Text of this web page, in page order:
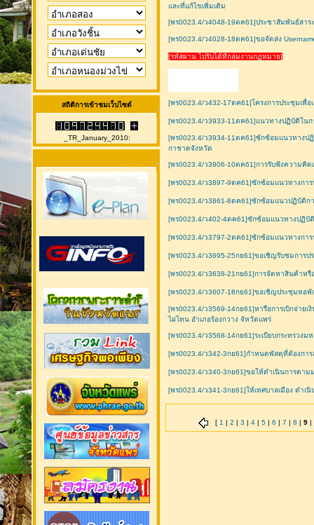
สถิติการเข้าชมเว็บไซต์
_TR_January_2010:
และที่แก้ไขเพิ่มเติม
[พร0023.4/ว4048-19ตค61]ประชาสัมพันธ์สา
[พร0023.4/ว4028-18ตค61]ขอจัดส่ง
[รหัสผ่าน ไปรับได้ที่กลุ่มงานกฏหมาย]
[พร0023.4/ว432-17ตค61]โครงการประชุมเ
[พร0023.4/ว3933-11ตค61]แนวทางปฏิบัติใน
[พร0023.4/ว3934-11ตค61]ซักซ้อมแนวทางป
กาชาดจังหวัด
[พร0023.4/ว3906-10ตค61]การรับฟังความคิ
[พร0023.4/ว3897-9ตค61]ซักซ้อมแนวทางกา
[พร0023.4/ว3861-8ตค61]ซักซ้อมแนวปฏิบัติก
[พร0023.4/ว402-4ตค61]ซักซ้อมแนวทางปฏิบั
[พร0023.4/ว3797-2ตค61]ซักซ้อมแนวทางกา
[พร0023.4/ว3695-25กย61]ขอเชิญรับชมการ
[พร0023.4/ว3638-21กย61]การจัดหาสินค้าห
[พร0023.4/ว3607-18กย61]ขอเชิญประชุมหอพั
[พร0023.4/ว3569-14กย61]หารือการเบิกจ่าย
ไผ่โทน อำเภอร้องกวาง จัหวัดแพร่
[พร0023.4/ว3568-14กย61]ระเบียบกระทรวง
[พร0023.4/ว342-3กย61]กำหนดพัสดุที่ต้องกา
[พร0023.4/ว340-3กย61]ขอให้ดำเนินการตา
[พร0023.4/ว341-3กย61]ให้เทศบาลเมือง ดำ
[ 1 | 2 | 3 | 4| 5| 6 | 7 | 8 | 9|